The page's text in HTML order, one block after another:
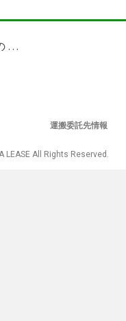
…
運搬委託先情報
LEASE All Rights Reserved.